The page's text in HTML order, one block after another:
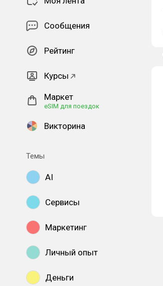
Сообщения
Рейтинг
Курсы
Маркет
eSIM для поездок
Викторина
Темы
AI
Сервисы
Маркетинг
Личный опыт
Деньги